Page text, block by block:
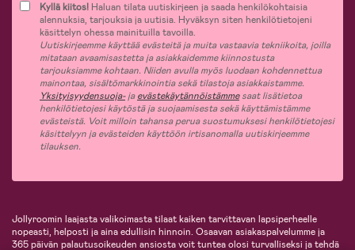
Kyllä kiitos! Haluan tilata uutiskirjeen ja saada henkilökohtaisia
alennuksia, tarjouksia ja uutisia. Hyväksyn siten henkilötietojeni
käsittelyn ohessa mainituilla tavoilla.
Uutiskirjeemme käyttää evästeitä ja muita vastaavia tekniikoita, joilla
mitataan avaamisastetta ja asiakkaidemme kiinnostusta
tarjouksiamme kohtaan. Niiden avulla myös luodaan kohdennettua
mainontaa, sisältömarkkinointia sekä tilastoja asiakkaistamme.
Yksityisyydensuoja-jaevästekäytännöistämmesaat lisätietoa
henkilötietojesi käytöstä ja suojaamisesta sekä käyttämistämme
evästeistä. Voit milloin tahansa perua suostumuksesi henkilötietojesi
käsittelyyn ja evästeiden käyttöön irtisanomalla uutiskirjeemme
tilauksen.
Jollyroomin laajasta valikoimasta tilaat kaiken tarvittavan lapsiperheelle
nopeasti, helposti ja aina edullisin hinnoin. Osaavan asiakaspalvelumme ja
365 päivän palautusoikeuden ansiosta voit tuntea olosi turvalliseksi ja tehdä